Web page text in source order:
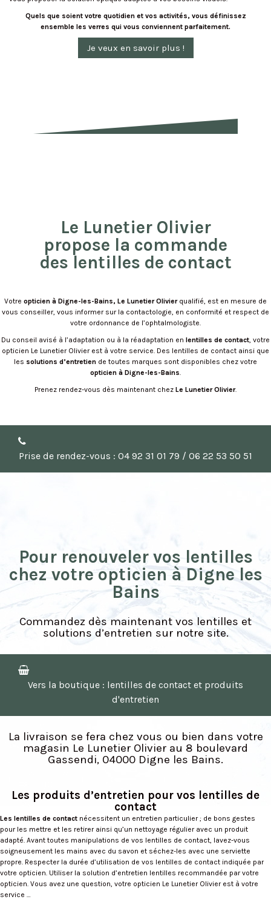
Quels que soient votre quotidien et vos activités, vous définissez
ensemble les verres qui vous conviennent parfaitement.
Je veux en savoir plus !
Le Lunetier Olivier
propose la commande
des lentilles de contact
Votre opticien à Digne-les-Bains, Le Lunetier Olivierqualifié, est en mesure de
vous conseiller, vous informer sur la contactologie, en conformité et respect de
votre ordonnance de l’ophtalmologiste.
Du conseil avisé à l’adaptation ou à la réadaptation en lentilles de contact, votre
opticien Le Lunetier Olivier est à votre service. Des lentilles de contact ainsi que
les solutions d’entretien de toutes marques sont disponibles chez votre
opticien à Digne-les-Bains.
Prenez rendez-vous dès maintenant chez Le Lunetier Olivier.
Prise de rendez-vous : 04 92 31 01 79 / 06 22 53 50 51
Pour renouveler vos lentilles
chez votre opticien à Digne les
Bains
Commandez dès maintenant vos lentilles et
solutions d’entretien sur notre site.
Vers la boutique : lentilles de contact et produits
d'entretien
La livraison se fera chez vous ou bien dans votre
magasin Le Lunetier Olivier au 8 boulevard
Gassendi, 04000 Digne les Bains.
Les produits d’entretien pour vos lentilles de
contact
Les lentilles de contact nécessitent un entretien particulier ; de bons gestes
pour les mettre et les retirer ainsi qu’un nettoyage régulier avec un produit
adapté. Avant toutes manipulations de vos lentilles de contact, lavez-vous
soigneusement les mains avec du savon et séchez-les avec une serviette
propre. Respecter la durée d’utilisation de vos lentilles de contact indiquée par
votre opticien. Utiliser la solution d’entretien lentilles recommandée par votre
opticien. Vous avez une question, votre opticien Le Lunetier Olivier est à votre
service …